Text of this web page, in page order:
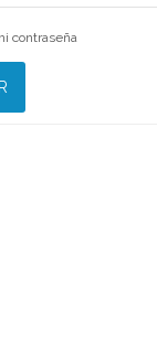
contraseña